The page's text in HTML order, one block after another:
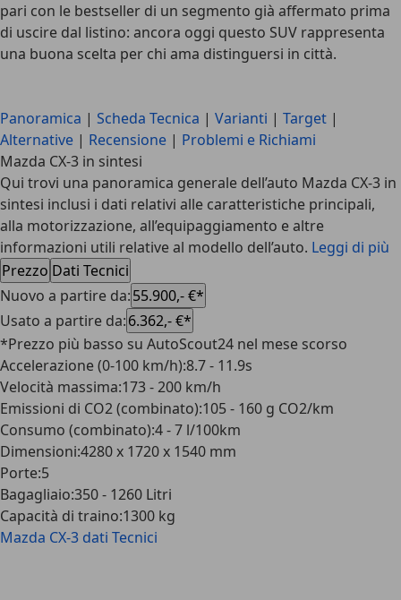
pari con le bestseller di un segmento già affermato prima
di uscire dal listino: ancora oggi questo SUV rappresenta
una buona scelta per chi ama distinguersi in città.
Panoramica | Scheda Tecnica | Varianti | Target |
Alternative | Recensione | Problemi e Richiami
Mazda CX-3 in sintesi
Qui trovi una panoramica generale dell’auto Mazda CX-3 in
sintesi inclusi i dati relativi alle caratteristiche principali,
alla motorizzazione, all’equipaggiamento e altre
informazioni utili relative al modello dell’auto. Leggi di più
Prezzo Dati Tecnici
Nuovo a partire da:55.900,- €*
Usato a partire da:6.362,- €*
*Prezzo più basso su AutoScout24 nel mese scorso
Accelerazione (0-100 km/h):8.7 - 11.9s
Velocità massima:173 - 200 km/h
Emissioni di CO2 (combinato):105 - 160 g CO2/km
Consumo (combinato):4 - 7 l/100km
Dimensioni:4280 x 1720 x 1540 mm
Porte:5
Bagagliaio:350 - 1260 Litri
Capacità di traino:1300 kg
Mazda CX-3 dati Tecnici